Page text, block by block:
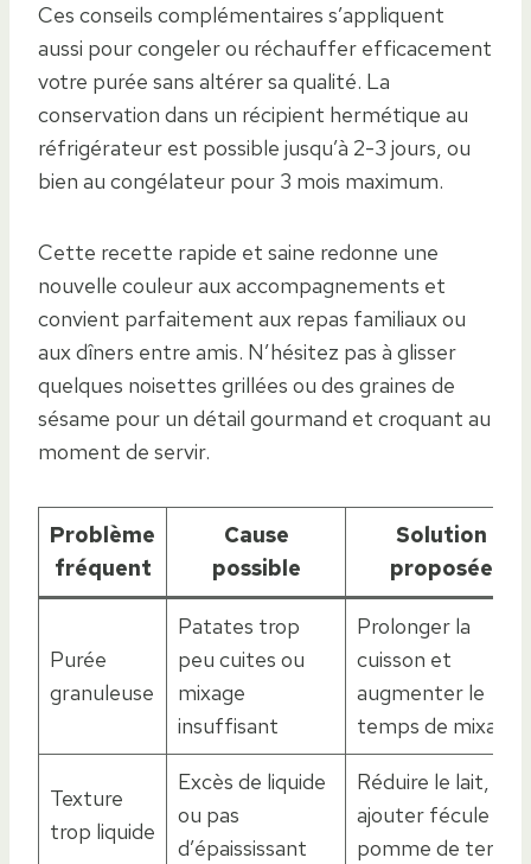
Ces conseils complémentaires s’appliquent
aussi pour congeler ou réchauffer efficacement
votre purée sans altérer sa qualité. La
conservation dans un récipient hermétique au
réfrigérateur est possible jusqu’à 2-3 jours, ou
bien au congélateur pour 3 mois maximum.
Cette recette rapide et saine redonne une
nouvelle couleur aux accompagnements et
convient parfaitement aux repas familiaux ou
aux dîners entre amis. N’hésitez pas à glisser
quelques noisettes grillées ou des graines de
sésame pour un détail gourmand et croquant au
moment de servir.
Problème
fréquent
Cause
possible
Solution
proposée
Purée
granuleuse
Patates trop
peu cuites ou
mixage
insuffisant
Prolonger la
cuisson et
augmenter le
temps de mixage
Texture
trop liquide
Excès de liquide
ou pas
d’épaississant
Réduire le lait,
ajouter fécule ou
pomme de terre